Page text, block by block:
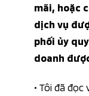
mãi, hoặc
dịch vụ
phối ủy
doanh
• Tôi đã